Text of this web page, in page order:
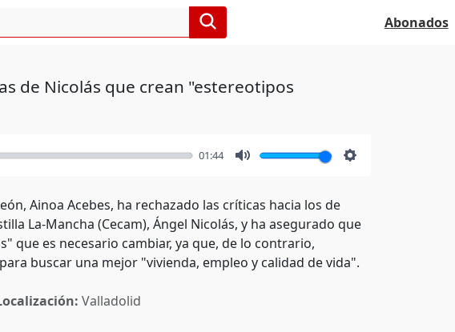
Abonados
de Nicolás que crean "estereotipos
01:44
Ainoa Acebes, ha rechazado las críticas hacia los de
La-Mancha (Cecam), Ángel Nicolás, y ha asegurado que
que es necesario cambiar, ya que, de lo contrario,
buscar una mejor "vivienda, empleo y calidad de vida".
Valladolid